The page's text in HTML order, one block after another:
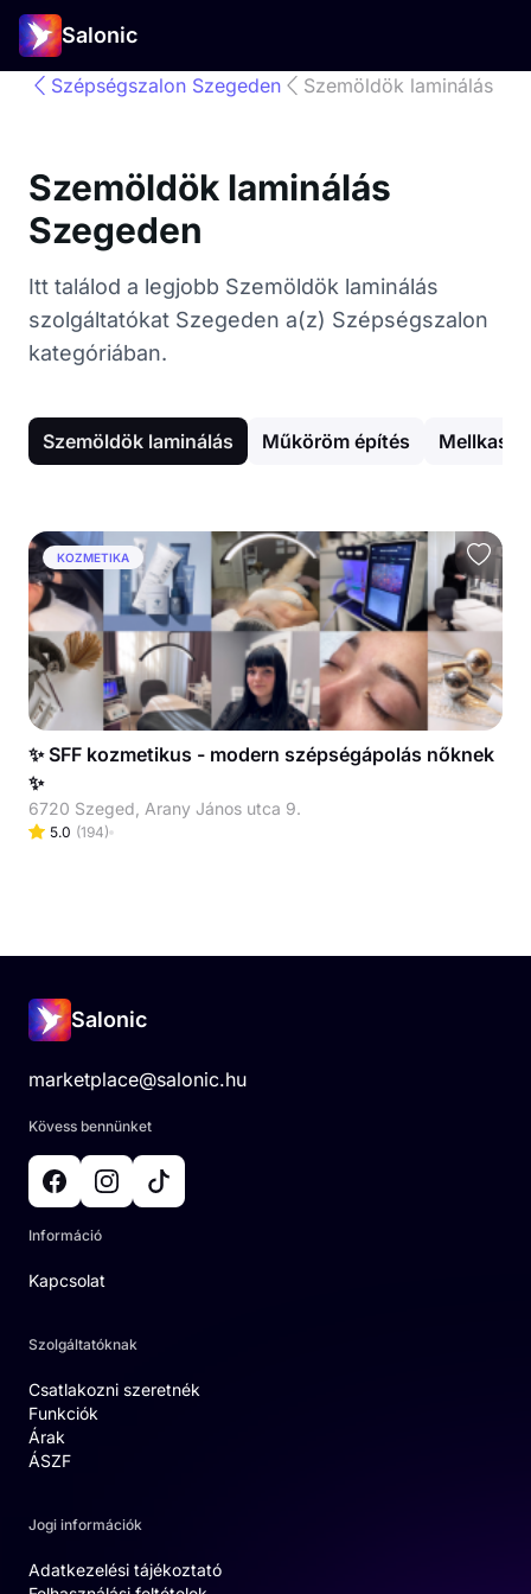
Salonic
Szépségszalon Szegeden Szemöldök laminálás
Szemöldök laminálás
Szegeden
Itt találod a legjobb Szemöldök laminálás
szolgáltatókat Szegeden a(z) Szépségszalon
kategóriában.
Szemöldök laminálás Műköröm építés Mellkas
KOZMETIKA
✨ SFF kozmetikus - modern szépségápolás nőknek
✨
6720 Szeged, Arany János utca 9.
5.0 (194)
Salonic
marketplace@salonic.hu
Kövess bennünket
Információ
Kapcsolat
Szolgáltatóknak
Csatlakozni szeretnék
Funkciók
Árak
ÁSZF
Jogi információk
Adatkezelési tájékoztató